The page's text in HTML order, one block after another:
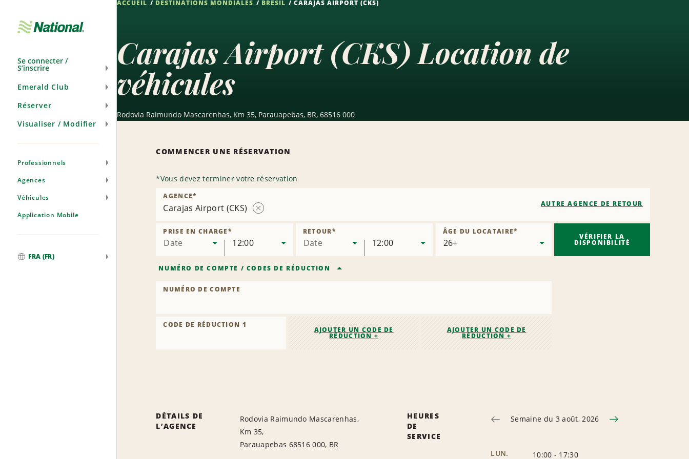
navigation
Se connecter /
S’inscrire
Emerald Club
Réserver
Visualiser / Modifier
Professionnels
Agences
Véhicules
Application Mobile
FRA (FR)
ACCUEIL DESTINATIONS MONDIALES BRÉSIL CARAJAS AIRPORT (CKS)
Carajas Airport (CKS) Location de
véhicules
Rodovia Raimundo Mascarenhas, Km 35, Parauapebas, BR, 68516 000
COMMENCER UNE RÉSERVATION
*Vous devez terminer votre réservation
Carajas Airport (CKS)
AGENCE*
AUTRE AGENCE DE RETOUR
Date
PRISE EN CHARGE*
12:00 Date
RETOUR*
12:00
ÂGE DU LOCATAIRE*
NUMÉRO DE COMPTE / CODES DE RÉDUCTION
NUMÉRO DE COMPTE
CODE DE RÉDUCTION 1
AJOUTER UN CODE DE
RÉDUCTION +
AJOUTER UN CODE DE
RÉDUCTION +
VÉRIFIER LA
DISPONIBILITÉ
DÉTAILS DE
L’AGENCE
Rodovia Raimundo Mascarenhas,
Km 35,
Parauapebas 68516 000, BR
HEURES
DE
SERVICE
Semaine du 3 août, 2026
LUN. 10:00 - 17:30